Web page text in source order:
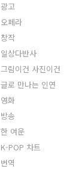
광고
오페라
창작
일상다반사
그림이건 사진이건
글로 만나는 인연
영화
방송
한 여운
K-POP 차트
번역